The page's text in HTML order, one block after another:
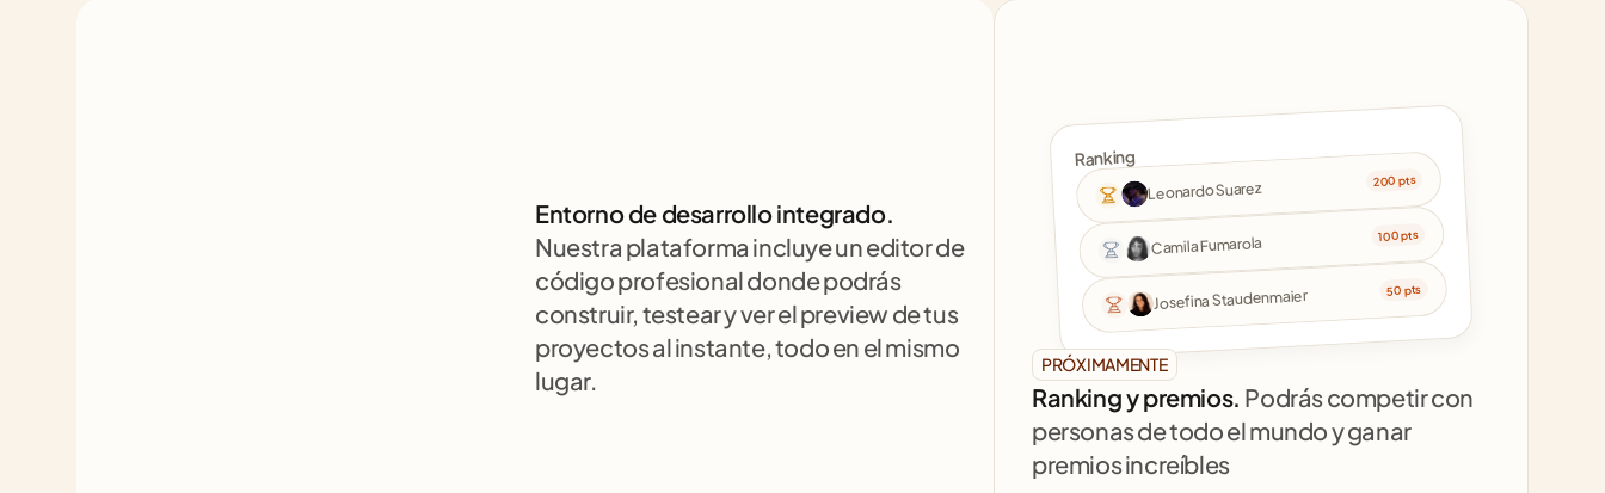
Entorno de desarrollo integrado.
Nuestra plataforma incluye un editor de
código profesional donde podrás
construir, testear y ver el preview de tus
proyectos al instante, todo en el mismo
lugar.
Ranking
Leonardo Suarez 200 pts
Camila Fumarola 100 pts
Josefina Staudenmaier 50 pts
PRÓXIMAMENTE
Ranking y premios. Podrás competir con
personas de todo el mundo y ganar
premios increíbles